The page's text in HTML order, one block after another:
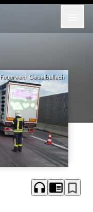
Geiselbullach
headphones chrome_reader_mode bookmark_border